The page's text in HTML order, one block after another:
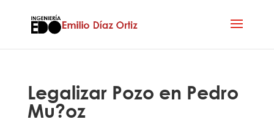
Legalizar Pozo en Pedro
Mu?oz